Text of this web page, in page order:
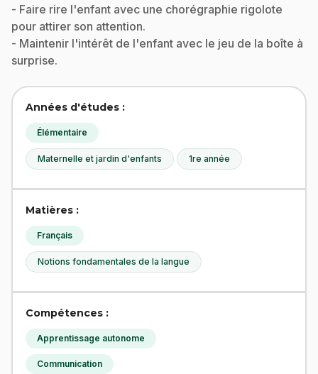
- Faire rire l'enfant avec une chorégraphie rigolote
pour attirer son attention.
- Maintenir l'intérêt de l'enfant avec le jeu de la boîte à
surprise.
Années d'études :
Élémentaire
Maternelle et jardin d'enfants 1re année
Matières :
Français
Notions fondamentales de la langue
Compétences :
Apprentissage autonome
Communication